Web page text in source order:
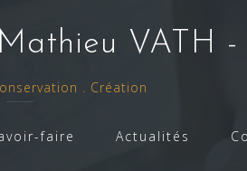
VATH -
. Création
faire Actualités